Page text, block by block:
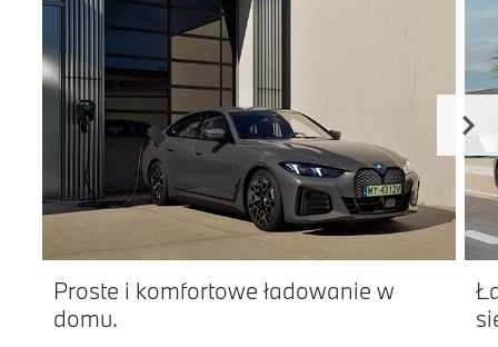
Proste i komfortowe ładowanie w
domu.